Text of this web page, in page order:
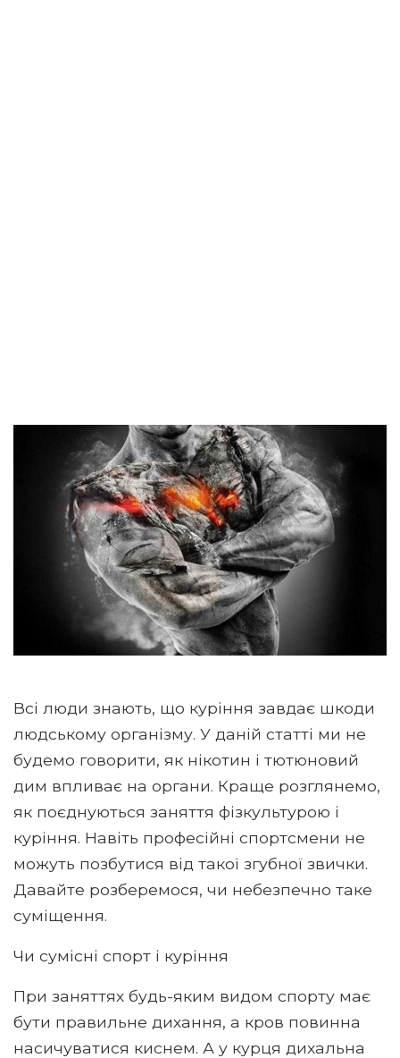
Всі люди знають, що куріння завдає шкоди
людському організму. У даній статті ми не
будемо говорити, як нікотин і тютюновий
дим впливає на органи. Краще розглянемо,
як поєднуються заняття фізкультурою і
куріння. Навіть професійні спортсмени не
можуть позбутися від такої згубної звички.
Давайте розберемося, чи небезпечно таке
суміщення.
Чи сумісні спорт і куріння
При заняттях будь-яким видом спорту має
бути правильне дихання, а кров повинна
насичуватися киснем. А у курця дихальна